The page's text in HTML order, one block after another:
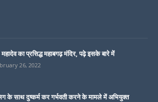
महादेव का प्रसिद्ध महाबगढ़ मंदिर, पढ़े इसके बारे में
26, 2022
के साथ दुष्कर्म कर गर्भवती करने के मामले में अभियुक्त